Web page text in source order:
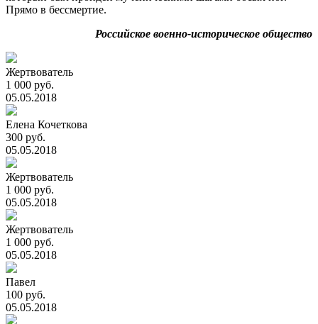
Прямо в бессмертие.
Российское военно-историческое общество
Жертвователь
1 000 руб.
05.05.2018
Елена Кочеткова
300 руб.
05.05.2018
Жертвователь
1 000 руб.
05.05.2018
Жертвователь
1 000 руб.
05.05.2018
Павел
100 руб.
05.05.2018